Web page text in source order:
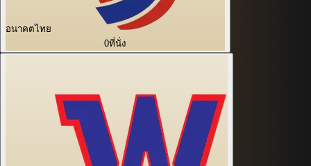
อนาคตไทย
0ที่นั่ง